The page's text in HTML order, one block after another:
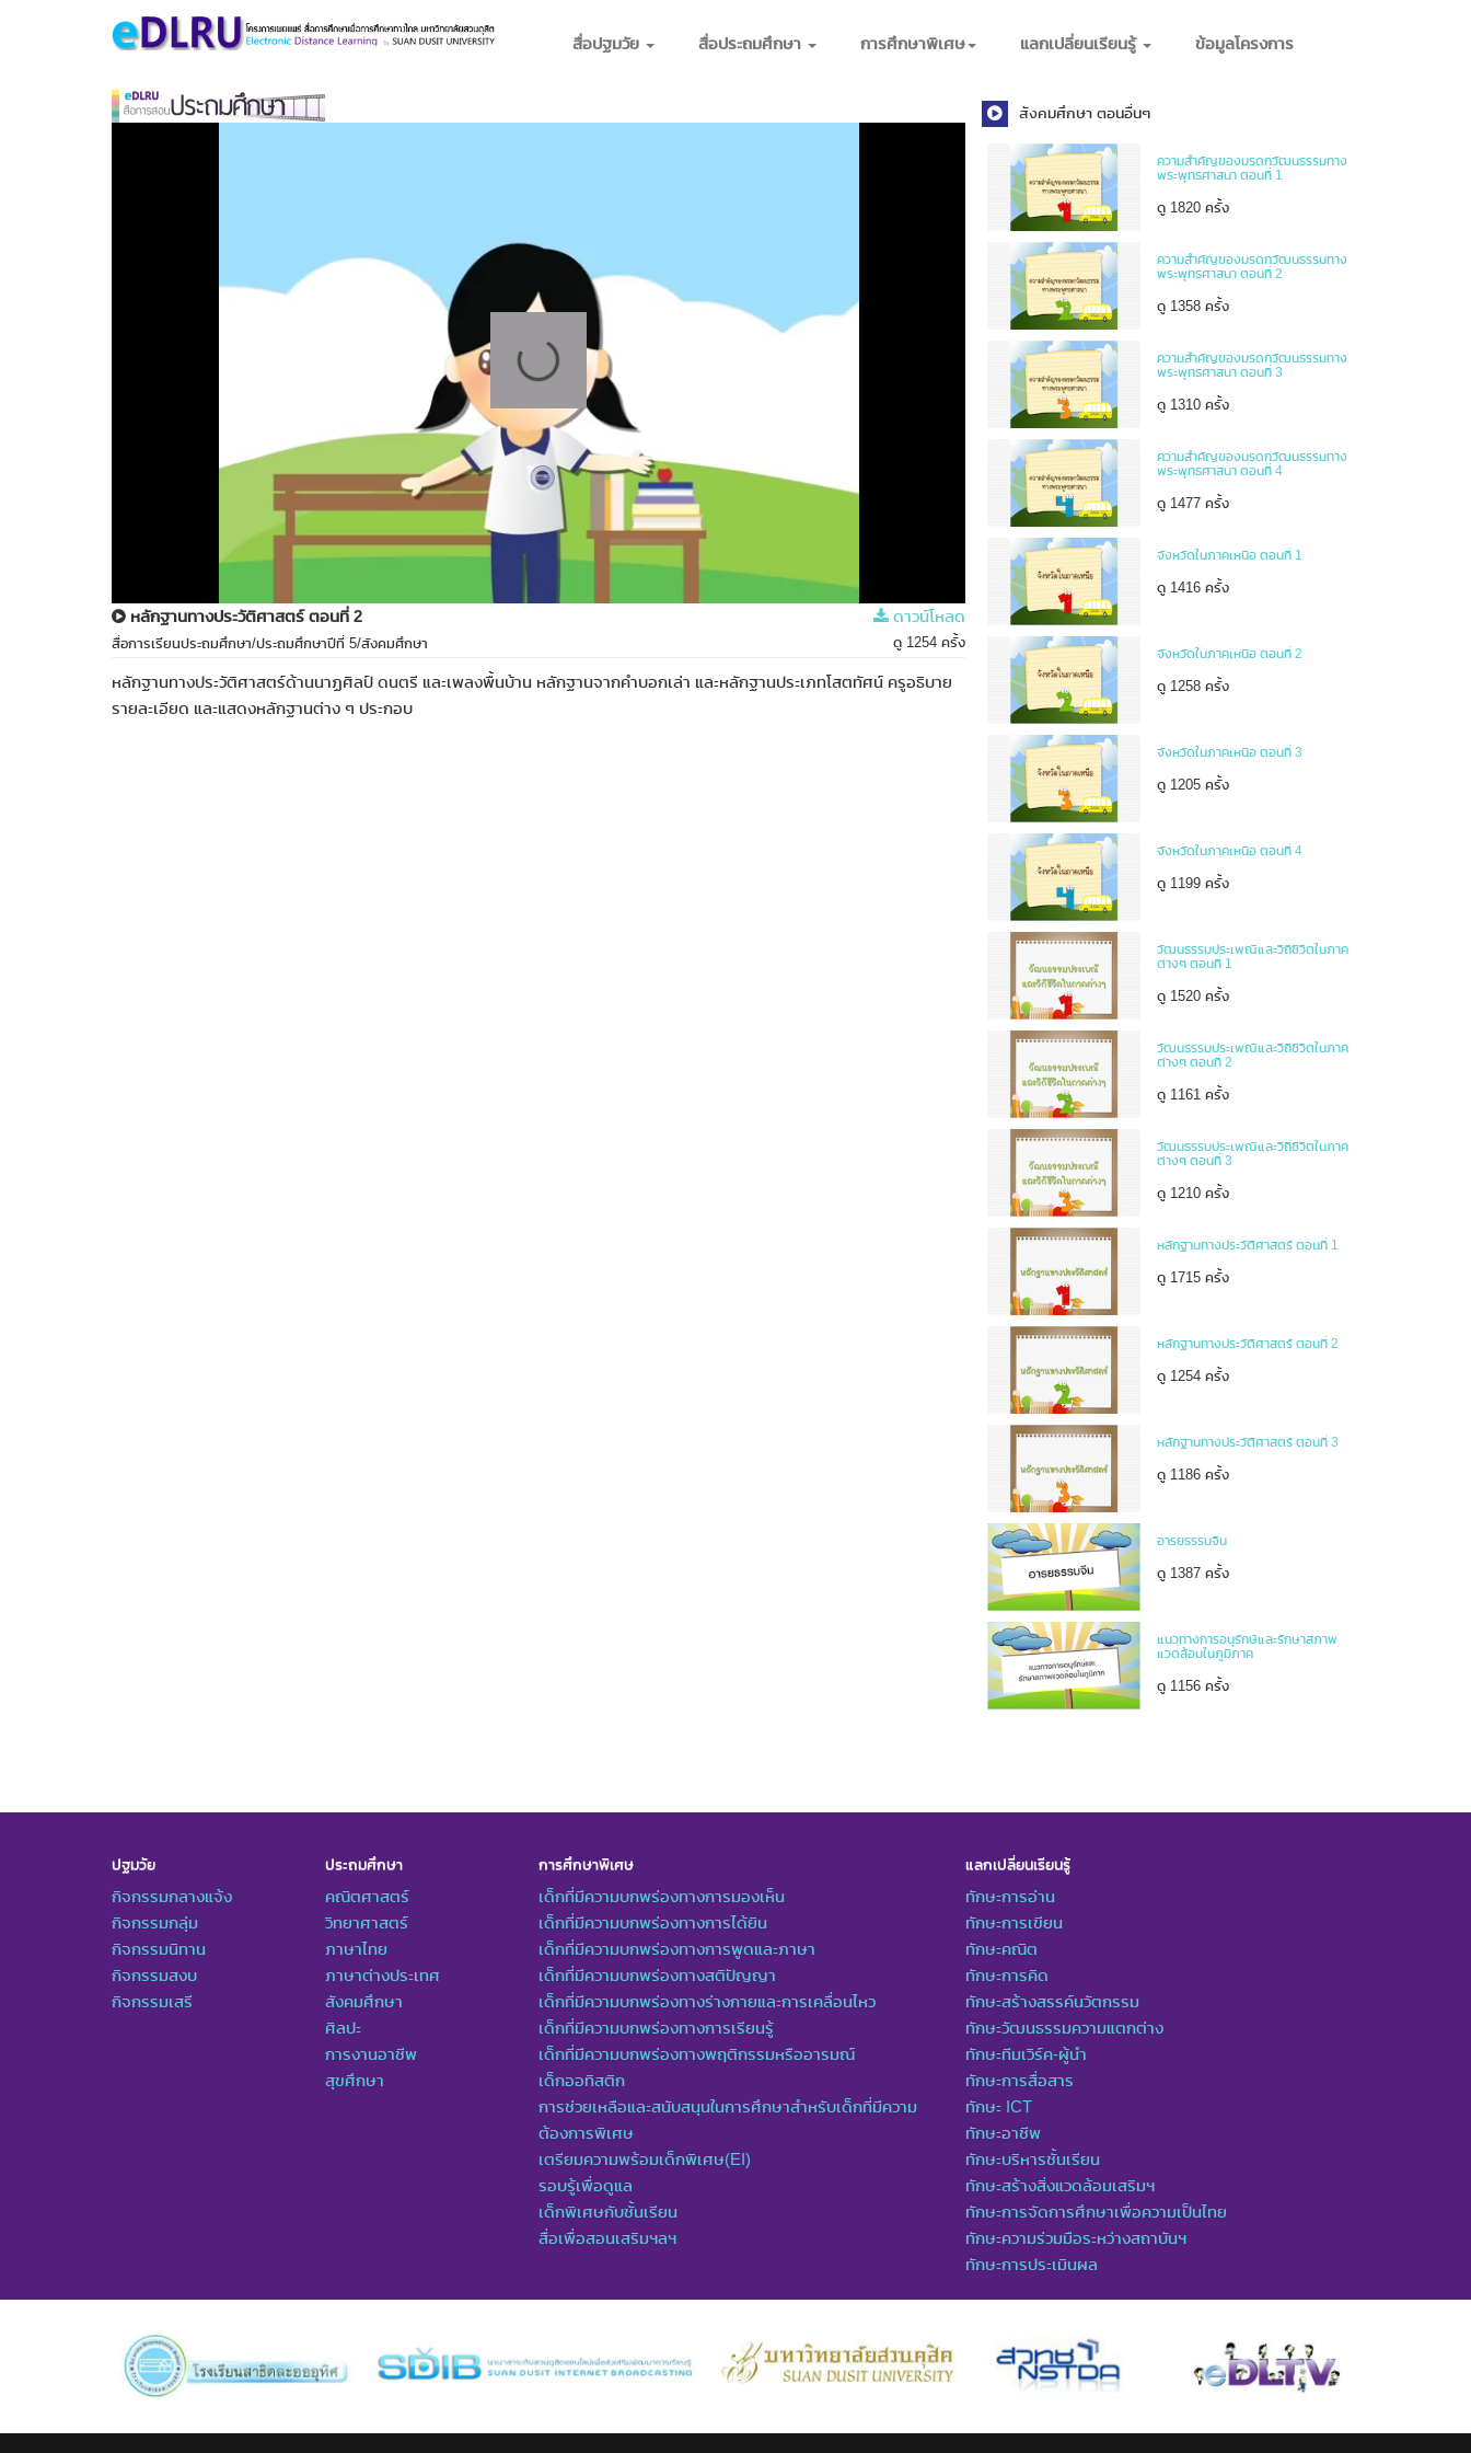
สื่อปฐมวัย สื่อประถมศึกษา การศึกษาพิเศษ แลกเปลี่ยนเรียนรู้ ข้อมูลโครงการ
หลักฐานทางประวัติศาสตร์ ตอนที่ 2 ดาวน์โหลด
สื่อการเรียนประถมศึกษา/ประถมศึกษาปีที่ 5/สังคมศึกษา ดู 1254 ครั้ง
หลักฐานทางประวัติศาสตร์ด้านนาฏศิลป์ ดนตรี และเพลงพื้นบ้าน หลักฐานจากคำบอกเล่า และหลักฐานประเภทโสตทัศน์ ครูอธิบาย
รายละเอียด และแสดงหลักฐานต่าง ๆ ประกอบ
สังคมศึกษา ตอนอื่นๆ
ความสำคัญของมรดกวัฒนธรรมทาง
พระพุทธศาสนา ตอนที่ 1
ดู 1820 ครั้ง
ความสำคัญของมรดกวัฒนธรรมทาง
พระพุทธศาสนา ตอนที่ 2
ดู 1358 ครั้ง
ความสำคัญของมรดกวัฒนธรรมทาง
พระพุทธศาสนา ตอนที่ 3
ดู 1310 ครั้ง
ความสำคัญของมรดกวัฒนธรรมทาง
พระพุทธศาสนา ตอนที่ 4
ดู 1477 ครั้ง
จังหวัดในภาคเหนือ ตอนที่ 1
ดู 1416 ครั้ง
จังหวัดในภาคเหนือ ตอนที่ 2
ดู 1258 ครั้ง
จังหวัดในภาคเหนือ ตอนที่ 3
ดู 1205 ครั้ง
จังหวัดในภาคเหนือ ตอนที่ 4
ดู 1199 ครั้ง
วัฒนธรรมประเพณีและวิถีชีวิตในภาค
ต่างๆ ตอนที่ 1
ดู 1520 ครั้ง
วัฒนธรรมประเพณีและวิถีชีวิตในภาค
ต่างๆ ตอนที่ 2
ดู 1161 ครั้ง
วัฒนธรรมประเพณีและวิถีชีวิตในภาค
ต่างๆ ตอนที่ 3
ดู 1210 ครั้ง
หลักฐานทางประวัติศาสตร์ ตอนที่ 1
ดู 1715 ครั้ง
หลักฐานทางประวัติศาสตร์ ตอนที่ 2
ดู 1254 ครั้ง
หลักฐานทางประวัติศาสตร์ ตอนที่ 3
ดู 1186 ครั้ง
อารยธรรมจีน
ดู 1387 ครั้ง
แนวทางการอนุรักษ์และรักษาสภาพ
แวดล้อมในภูมิภาค
ดู 1156 ครั้ง
ปฐมวัย
กิจกรรมกลางแจ้ง
กิจกรรมกลุ่ม
กิจกรรมนิทาน
กิจกรรมสงบ
กิจกรรมเสรี
ประถมศึกษา
คณิตศาสตร์
วิทยาศาสตร์
ภาษาไทย
ภาษาต่างประเทศ
สังคมศึกษา
ศิลปะ
การงานอาชีพ
สุขศึกษา
การศึกษาพิเศษ
เด็กที่มีความบกพร่องทางการมองเห็น
เด็กที่มีความบกพร่องทางการได้ยิน
เด็กที่มีความบกพร่องทางการพูดและภาษา
เด็กที่มีความบกพร่องทางสติปัญญา
เด็กที่มีความบกพร่องทางร่างกายและการเคลื่อนไหว
เด็กที่มีความบกพร่องทางการเรียนรู้
เด็กที่มีความบกพร่องทางพฤติกรรมหรืออารมณ์
เด็กออทิสติก
การช่วยเหลือและสนับสนุนในการศึกษาสำหรับเด็กที่มีความ
ต้องการพิเศษ
เตรียมความพร้อมเด็กพิเศษ(EI)
รอบรู้เพื่อดูแล
เด็กพิเศษกับชั้นเรียน
สื่อเพื่อสอนเสริมฯลฯ
แลกเปลี่ยนเรียนรู้
ทักษะการอ่าน
ทักษะการเขียน
ทักษะคณิต
ทักษะการคิด
ทักษะสร้างสรรค์นวัตกรรม
ทักษะวัฒนธรรมความแตกต่าง
ทักษะทีมเวิร์ค-ผู้นำ
ทักษะการสื่อสาร
ทักษะ ICT
ทักษะอาชีพ
ทักษะบริหารชั้นเรียน
ทักษะสร้างสิ่งแวดล้อมเสริมฯ
ทักษะการจัดการศึกษาเพื่อความเป็นไทย
ทักษะความร่วมมือระหว่างสถาบันฯ
ทักษะการประเมินผล